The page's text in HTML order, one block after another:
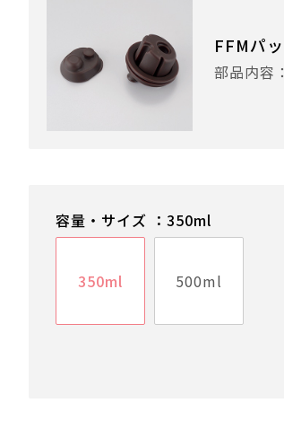
FFMパ
部品内容
容量・サイズ ：350ml
350ml 500ml